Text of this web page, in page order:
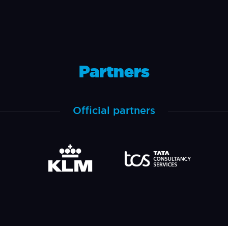
Partners
Official partners